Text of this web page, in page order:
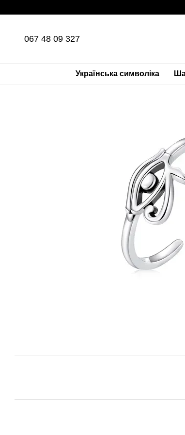
067 48 09 327
Українська символіка